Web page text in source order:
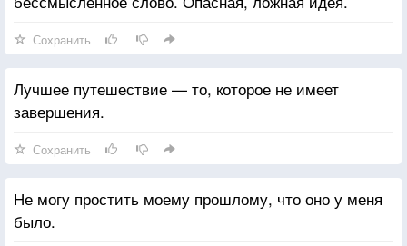
Сохранить
Лучшее путешествие — то, которое не имеет
завершения.
Сохранить
Не могу простить моему прошлому, что оно у меня
было.